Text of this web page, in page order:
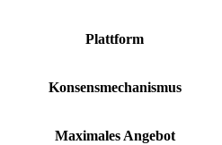
Plattform
Konsensmechanismus
Maximales Angebot